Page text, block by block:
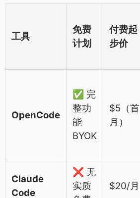
工具
免费
计划
付费起
步价
OpenCode
✅ 完
整功
能
BYOK
$5（首
月）
Claude
Code
❌ 无
实质
$20/月